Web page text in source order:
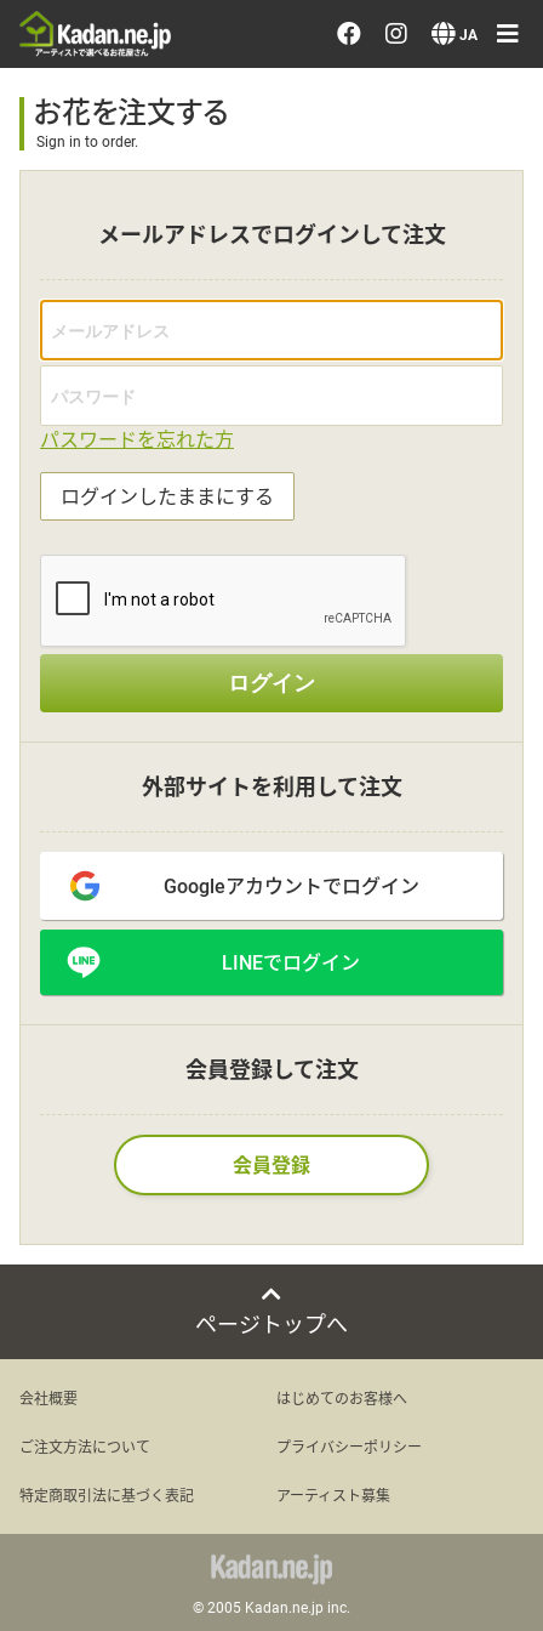
JA
お花を注文する・探す
おまかせ注文
最近のオーダー作品
アーティストで選ぶ
届けたい気持ちで選ぶ
ログイン
花言葉辞典
初めてのお客様
プライバシーポリシー
facebook
Language
日本語
English
お花を注文する
Sign in to order.
メールアドレスでログインして注文
パスワードを忘れた方
ログインしたままにする
ログイン
外部サイトを利用して注文
Googleアカウントでログイン
LINEでログイン
会員登録して注文
会員登録
ページトップへ
会社概要 はじめてのお客様へ
ご注文方法について プライバシーポリシー
特定商取引法に基づく表記 アーティスト募集
© 2005 Kadan.ne.jp inc.